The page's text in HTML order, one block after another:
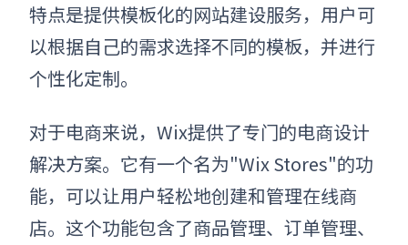
特点是提供模板化的网站建设服务，用户可
以根据自己的需求选择不同的模板，并进行
个性化定制。
对于电商来说，Wix提供了专门的电商设计
解决方案。它有一个名为"Wix Stores"的功
能，可以让用户轻松地创建和管理在线商
店。这个功能包含了商品管理、订单管理、